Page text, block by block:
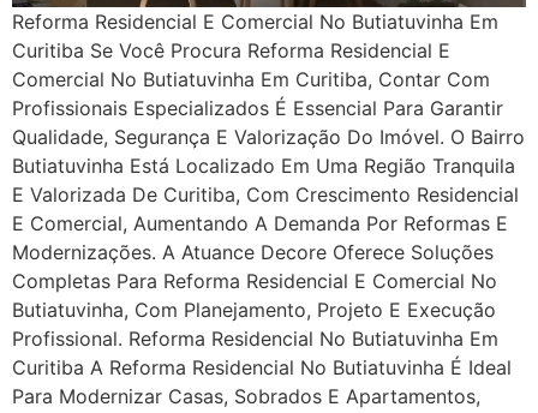
Reforma Residencial E Comercial No Butiatuvinha Em
Curitiba Se Você Procura Reforma Residencial E
Comercial No Butiatuvinha Em Curitiba, Contar Com
Profissionais Especializados É Essencial Para Garantir
Qualidade, Segurança E Valorização Do Imóvel. O Bairro
Butiatuvinha Está Localizado Em Uma Região Tranquila
E Valorizada De Curitiba, Com Crescimento Residencial
E Comercial, Aumentando A Demanda Por Reformas E
Modernizações. A Atuance Decore Oferece Soluções
Completas Para Reforma Residencial E Comercial No
Butiatuvinha, Com Planejamento, Projeto E Execução
Profissional. Reforma Residencial No Butiatuvinha Em
Curitiba A Reforma Residencial No Butiatuvinha É Ideal
Para Modernizar Casas, Sobrados E Apartamentos,